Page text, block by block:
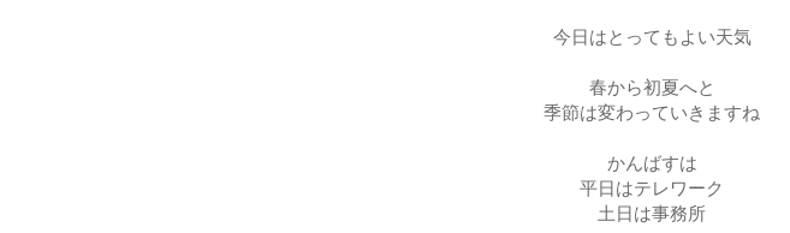
今日はとってもよい天気
春から初夏へと
季節は変わっていきますね
かんばすは
平日はテレワーク
土日は事務所